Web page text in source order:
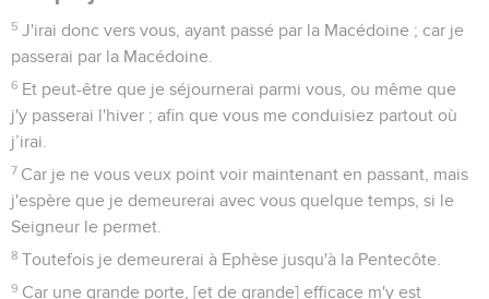
5 J'irai donc vers vous, ayant passé par la Macédoine ; car je
passerai par la Macédoine.
6 Et peut-être que je séjournerai parmi vous, ou même que
j'y passerai l'hiver ; afin que vous me conduisiez partout où
j’irai.
7 Car je ne vous veux point voir maintenant en passant, mais
j'espère que je demeurerai avec vous quelque temps, si le
Seigneur le permet.
8 Toutefois je demeurerai à Ephèse jusqu'à la Pentecôte.
9 Car une grande porte, [et de grande] efficace m'y est